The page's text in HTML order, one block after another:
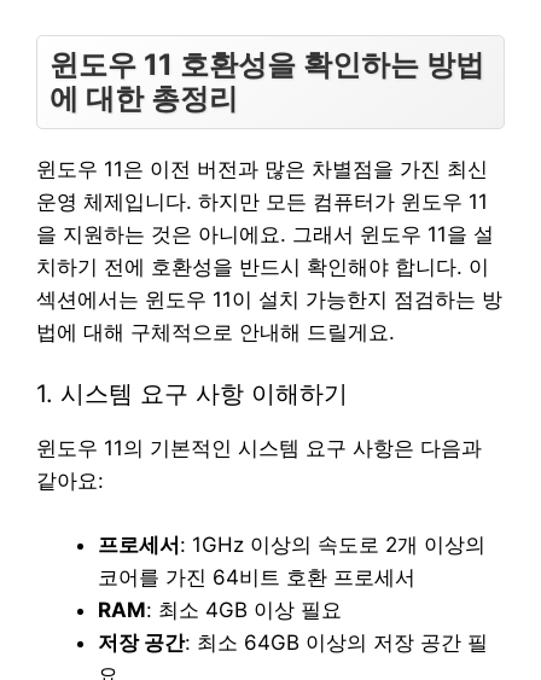
윈도우 11 호환성을 확인하는 방법
에 대한 총정리
윈도우 11은 이전 버전과 많은 차별점을 가진 최신
운영 체제입니다. 하지만 모든 컴퓨터가 윈도우 11
을 지원하는 것은 아니에요. 그래서 윈도우 11을 설
치하기 전에 호환성을 반드시 확인해야 합니다. 이
섹션에서는 윈도우 11이 설치 가능한지 점검하는 방
법에 대해 구체적으로 안내해 드릴게요.
1. 시스템 요구 사항 이해하기
윈도우 11의 기본적인 시스템 요구 사항은 다음과
같아요:
프로세서: 1GHz 이상의 속도로 2개 이상의
코어를 가진 64비트 호환 프로세서
RAM: 최소 4GB 이상 필요
저장 공간: 최소 64GB 이상의 저장 공간 필
요